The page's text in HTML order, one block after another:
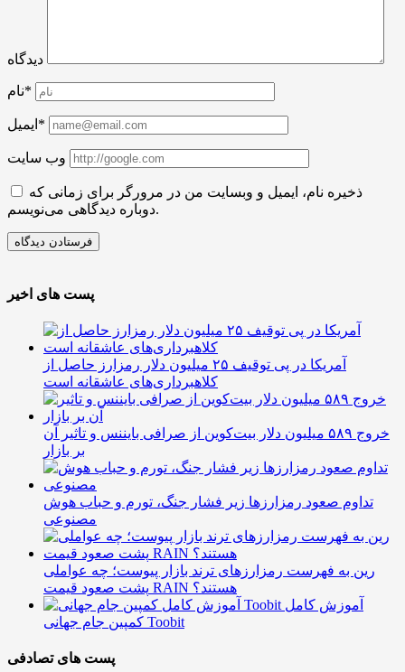
دیدگاه
نام*
ایمیل*
وب سایت
ذخیره نام، ایمیل و وبسایت من در مرورگر برای زمانی که
دوباره دیدگاهی می‌نویسم.
پست های اخیر
آمریکا در پی توقیف ۲۵ میلیون دلار رمزارز حاصل از
کلاهبرداری‌های عاشقانه است
خروج ۵۸۹ میلیون دلار بیت‌کوین از صرافی بایننس و تاثیر آن
بر بازار
تداوم صعود رمزارزها زیر فشار جنگ، تورم و حباب هوش
مصنوعی
رین به فهرست رمزارزهای ترند بازار پیوست؛ چه عواملی
پشت صعود قیمت RAIN هستند؟
آموزش کامل
کمپین جام جهانی Toobit
پست های تصادفی